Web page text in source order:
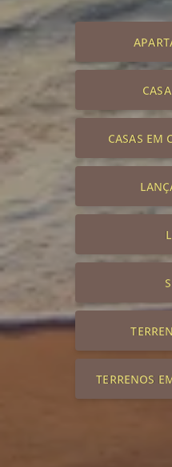
CASAS EM
TERRENOS